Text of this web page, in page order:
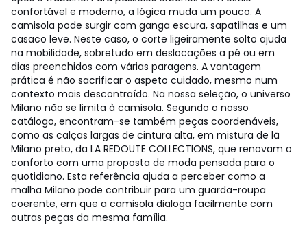
confortável e moderno, a lógica muda um pouco. A
camisola pode surgir com ganga escura, sapatilhas e um
casaco leve. Neste caso, o corte ligeiramente solto ajuda
na mobilidade, sobretudo em deslocações a pé ou em
dias preenchidos com várias paragens. A vantagem
prática é não sacrificar o aspeto cuidado, mesmo num
contexto mais descontraído. Na nossa seleção, o universo
Milano não se limita à camisola. Segundo o nosso
catálogo, encontram-se também peças coordenáveis,
como as calças largas de cintura alta, em mistura de lã
Milano preto, da LA REDOUTE COLLECTIONS, que renovam o
conforto com uma proposta de moda pensada para o
quotidiano. Esta referência ajuda a perceber como a
malha Milano pode contribuir para um guarda-roupa
coerente, em que a camisola dialoga facilmente com
outras peças da mesma família.